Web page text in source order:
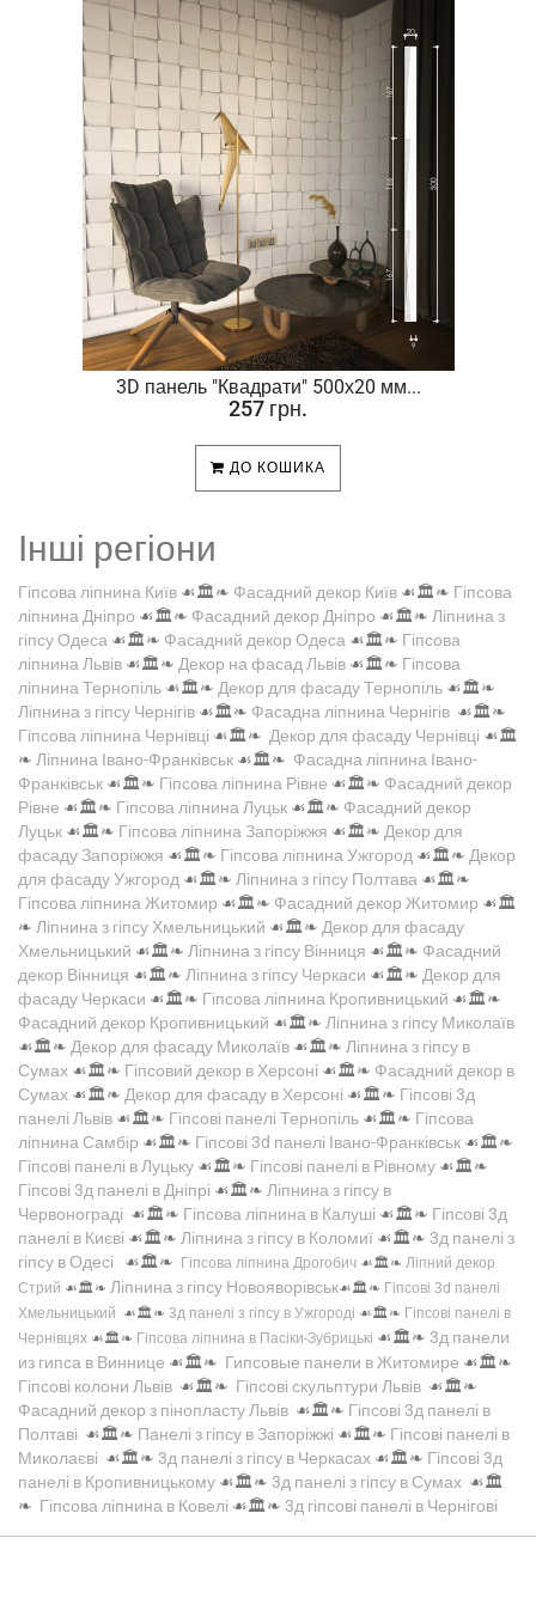
3D панель "Квадрати" 500х20 мм...
257 грн.
ДО КОШИКА
Інші регіони
Гіпсова ліпнина Київ ☙🏛️❧ Фасадний декор Київ ☙🏛️❧ Гіпсова
ліпнина Дніпро ☙🏛️❧ Фасадний декор Дніпро ☙🏛️❧ Ліпнина з
гіпсу Одеса ☙🏛️❧ Фасадний декор Одеса ☙🏛️❧ Гіпсова
ліпнина Львів ☙🏛️❧ Декор на фасад Львів ☙🏛️❧ Гіпсова
ліпнина Тернопіль ☙🏛️❧ Декор для фасаду Тернопіль ☙🏛️❧
Ліпнина з гіпсу Чернігів ☙🏛️❧ Фасадна ліпнина Чернігів ☙🏛️❧
Гіпсова ліпнина Чернівці ☙🏛️❧ Декор для фасаду Чернівці ☙🏛️
❧ Ліпнина Івано-Франківськ ☙🏛️❧ Фасадна ліпнина Івано-
Франківськ ☙🏛️❧ Гіпсова ліпнина Рівне ☙🏛️❧ Фасадний декор
Рівне ☙🏛️❧ Гіпсова ліпнина Луцьк ☙🏛️❧ Фасадний декор
Луцьк ☙🏛️❧ Гіпсова ліпнина Запоріжжя ☙🏛️❧ Декор для
фасаду Запоріжжя ☙🏛️❧ Гіпсова ліпнина Ужгород ☙🏛️❧ Декор
для фасаду Ужгород ☙🏛️❧ Ліпнина з гіпсу Полтава ☙🏛️❧
Гіпсова ліпнина Житомир ☙🏛️❧ Фасадний декор Житомир ☙🏛️
❧ Ліпнина з гіпсу Хмельницький ☙🏛️❧ Декор для фасаду
Хмельницький ☙🏛️❧ Ліпнина з гіпсу Вінниця ☙🏛️❧ Фасадний
декор Вінниця ☙🏛️❧ Ліпнина з гіпсу Черкаси ☙🏛️❧ Декор для
фасаду Черкаси ☙🏛️❧ Гіпсова ліпнина Кропивницький ☙🏛️❧
Фасадний декор Кропивницький ☙🏛️❧ Ліпнина з гіпсу Миколаїв
☙🏛️❧ Декор для фасаду Миколаїв ☙🏛️❧ Ліпнина з гіпсу в
Сумах ☙🏛️❧ Гіпсовий декор в Херсоні ☙🏛️❧ Фасадний декор в
Сумах ☙🏛️❧ Декор для фасаду в Херсоні ☙🏛️❧ Гіпсові 3д
панелі Львів ☙🏛️❧ Гіпсові панелі Тернопіль ☙🏛️❧ Гіпсова
ліпнина Самбір ☙🏛️❧ Гіпсові 3d панелі Івано-Франківськ ☙🏛️❧
Гіпсові панелі в Луцьку ☙🏛️❧ Гіпсові панелі в Рівному ☙🏛️❧
Гіпсові 3д панелі в Дніпрі ☙🏛️❧ Ліпнина з гіпсу в
Червонограді ☙🏛️❧ Гіпсова ліпнина в Калуші ☙🏛️❧ Гіпсові 3д
панелі в Києві ☙🏛️❧ Ліпнина з гіпсу в Коломиї ☙🏛️❧ 3д панелі з
гіпсу в Одесі ☙🏛️❧ Гіпсова ліпнина Дрогобич ☙🏛️❧ Ліпний декор
Стрий ☙🏛️❧ Ліпнина з гіпсу Новояворівськ☙🏛️❧ Гіпсові 3d панелі
Хмельницький ☙🏛️❧ 3д панелі з гіпсу в Ужгороді ☙🏛️❧ Гіпсові панелі в
Чернівцях ☙🏛️❧ Гіпсова ліпнина в Пасіки-Зубрицькі ☙🏛️❧ 3д панели
из гипса в Виннице ☙🏛️❧ Гипсовые панели в Житомире ☙🏛️❧
Гіпсові колони Львів ☙🏛️❧ Гіпсові скульптури Львів ☙🏛️❧
Фасадний декор з пінопласту Львів ☙🏛️❧ Гіпсові 3д панелі в
Полтаві ☙🏛️❧ Панелі з гіпсу в Запоріжжі ☙🏛️❧ Гіпсові панелі в
Миколаєві ☙🏛️❧ 3д панелі з гіпсу в Черкасах ☙🏛️❧ Гіпсові 3д
панелі в Кропивницькому ☙🏛️❧ 3д панелі з гіпсу в Сумах ☙🏛️
❧ Гіпсова ліпнина в Ковелі ☙🏛️❧ 3д гіпсові панелі в Чернігові